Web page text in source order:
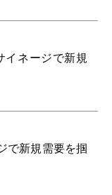
イネージで新規
で新規需要を掴